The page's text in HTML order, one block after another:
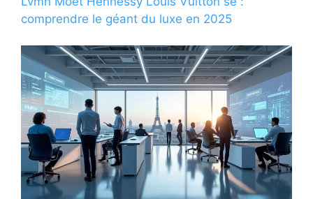
comprendre le géant du luxe en 2025